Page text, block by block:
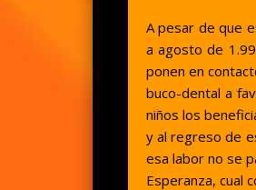
A pesar de que
a agosto de
ponen en
buco-dental a
niños los
y al regreso de
esa labor no se
Esperanza, cual